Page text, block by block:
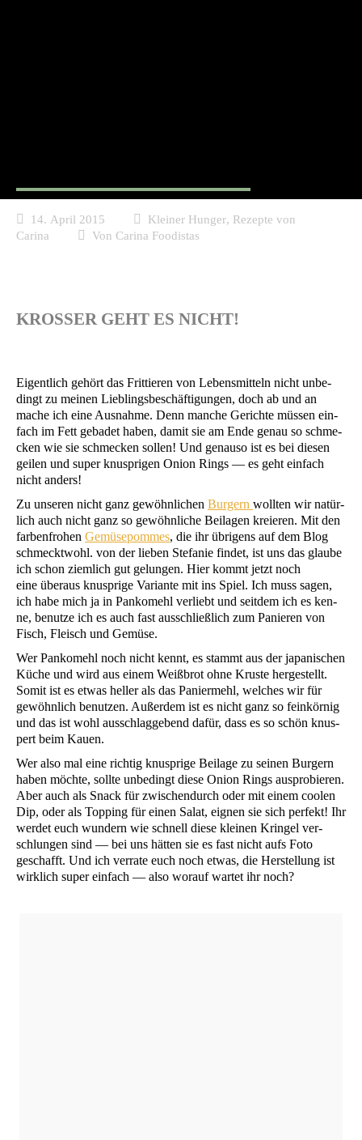
14. April 2015 Kleiner Hunger, Rezepte von
Carina
Von Carina Foodistas
KROSSER GEHT ES NICHT!
Eigent­lich gehört das Frit­tie­ren von Lebens­mit­teln nicht unbe­
dingt zu mei­nen Lieb­lings­be­schäf­ti­gun­gen, doch ab und an
mache ich eine Aus­nah­me. Denn man­che Gerich­te müs­sen ein­
fach im Fett geba­det haben, damit sie am Ende genau so schme­
cken wie sie schme­cken sol­len! Und genau­so ist es bei die­sen
gei­len und super knusp­ri­gen Oni­on Rings — es geht ein­fach
nicht anders!
Zu unse­ren nicht ganz gewöhn­li­chen Bur­gern woll­ten wir natür­
lich auch nicht ganz so gewöhn­li­che Bei­la­gen kre­ieren. Mit den
far­ben­fro­hen Gemü­se­pom­mes, die ihr übri­gens auf dem Blog
schmeckt­wohl. von der lie­ben Ste­fa­nie fin­det, ist uns das glau­be
ich schon ziem­lich gut gelun­gen. Hier kommt jetzt noch
eine über­aus knusp­ri­ge Vari­an­te mit ins Spiel. Ich muss sagen,
ich habe mich ja in Pan­ko­mehl ver­liebt und seit­dem ich es ken­
ne, benut­ze ich es auch fast aus­schließ­lich zum Panie­ren von
Fisch, Fleisch und Gemüse.
Wer Pan­ko­mehl noch nicht kennt, es stammt aus der japa­ni­schen
Küche und wird aus einem Weiß­brot ohne Krus­te her­ge­stellt.
Somit ist es etwas hel­ler als das Panier­mehl, wel­ches wir für
gewöhn­lich benut­zen. Außer­dem ist es nicht ganz so fein­kör­nig
und das ist wohl aus­schlag­ge­bend dafür, dass es so schön knus­
pert beim Kauen.
Wer also mal eine rich­tig knusp­ri­ge Bei­la­ge zu sei­nen Bur­gern
haben möch­te, soll­te unbe­dingt die­se Oni­on Rings aus­pro­bie­ren.
Aber auch als Snack für zwi­schen­durch oder mit einem coo­len
Dip, oder als Top­ping für einen Salat, eig­nen sie sich per­fekt! Ihr
wer­det euch wun­dern wie schnell die­se klei­nen Krin­gel ver­
schlun­gen sind — bei uns hät­ten sie es fast nicht aufs Foto
geschafft. Und ich ver­ra­te euch noch etwas, die Her­stel­lung ist
wirk­lich super ein­fach — also wor­auf war­tet ihr noch?